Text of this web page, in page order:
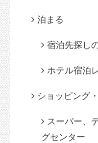
泊まる
宿泊先探し
ホテル宿泊
ショッピング
スーパー、
グセンター